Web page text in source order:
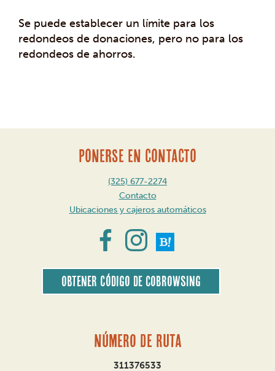
Se puede establecer un límite para los
redondeos de donaciones, pero no para los
redondeos de ahorros.
navegación
PONERSE EN CONTACTO
(325) 677-2274
Contacto
Ubicaciones y cajeros automáticos
Obtener código de CoBrowsing
Número de ruta
311376533